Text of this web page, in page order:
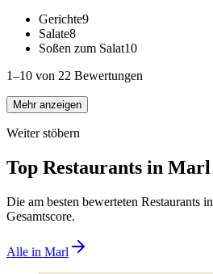
Gerichte9
Salate8
Soßen zum Salat10
1–10 von 22 Bewertungen
Mehr anzeigen
Weiter stöbern
Top Restaurants in Marl
Die am besten bewerteten Restaurants in
Gesamtscore.
Alle in Marl